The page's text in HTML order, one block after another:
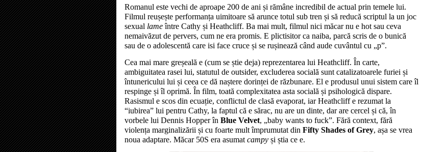
Romanul este vechi de aproape 200 de ani și rămâne incredibil de actual prin temele lui.
Filmul reușește performanța uimitoare să arunce totul sub tren și să reducă scriptul la un joc
sexual lame între Cathy și Heathcliff. Ba mai mult, filmul nici măcar nu e hot sau ceva
nemaivăzut de pervers, cum ne era promis. E plictisitor ca naiba, parcă scris de o bunică
sau de o adolescentă care isi face cruce și se rușinează când aude cuvântul cu „p”.
Cea mai mare greșeală e (cum se știe deja) reprezentarea lui Heathcliff. În carte,
ambiguitatea rasei lui, statutul de outsider, excluderea socială sunt catalizatoarele furiei și
întunericului lui și ceea ce dă naștere dorinței de răzbunare. El e produsul unui sistem care îl
respinge și îl oprimă. În film, toată complexitatea asta socială și psihologică dispare.
Rasismul e scos din ecuație, conflictul de clasă evaporat, iar Heathcliff e rezumat la
“iubirea” lui pentru Cathy, la faptul că e sărac, nu are un dinte, dar are cercel și că, în
vorbele lui Dennis Hopper în Blue Velvet, „baby wants to fuck”. Fără context, fără
violența marginalizării și cu foarte mult împrumutat din Fifty Shades of Grey, așa se vrea
noua adaptare. Măcar 50S era asumat campy și știa ce e.